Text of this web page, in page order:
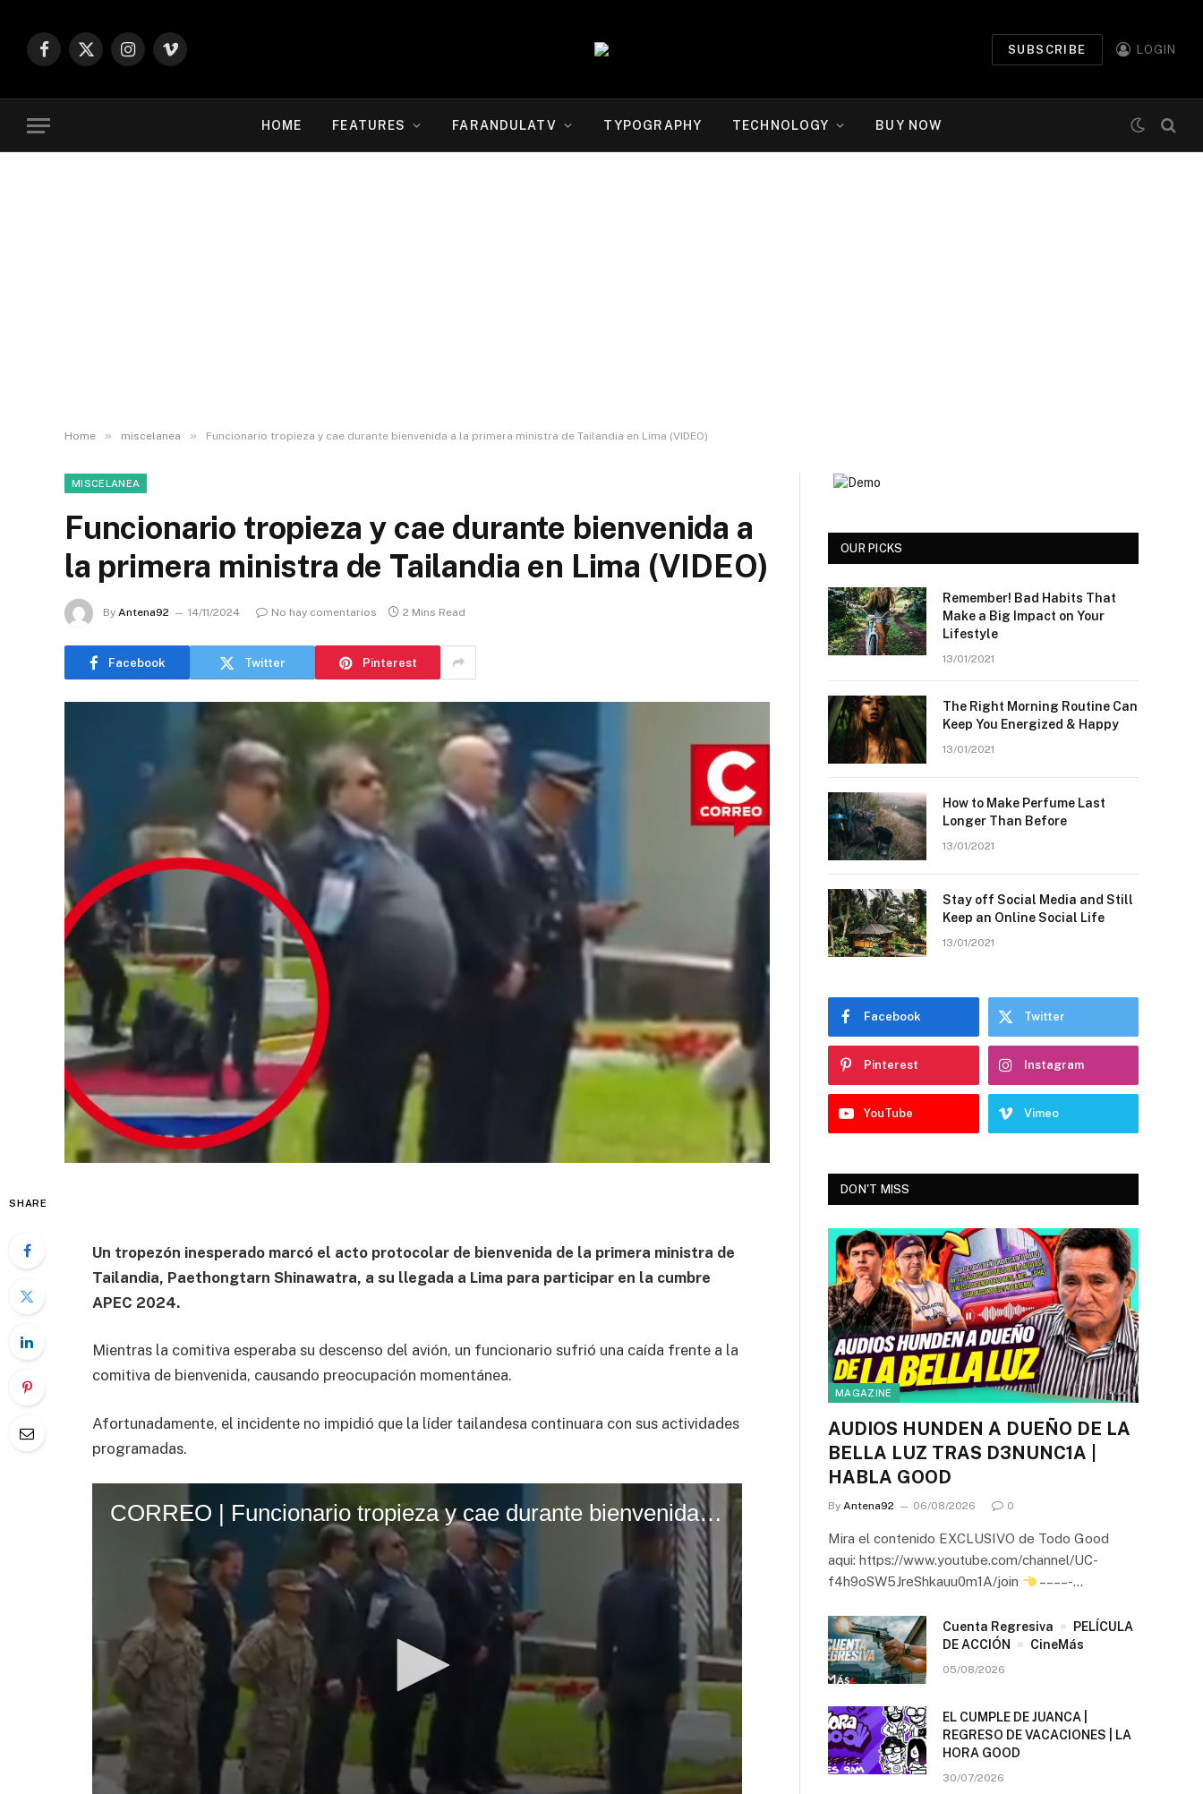
Facebook
X
Instagram
Vimeo
SUBSCRIBE LOGIN
HOME FEATURES FARANDULATV TYPOGRAPHY TECHNOLOGY BUY NOW
Home » miscelanea » Funcionario tropieza y cae durante bienvenida a la primera ministra de Tailandia en Lima (VIDEO)
MISCELANEA
Funcionario tropieza y cae durante bienvenida a
la primera ministra de Tailandia en Lima (VIDEO)
By Antena92 14/11/2024 No hay comentarios 2 Mins Read
Facebook Twitter Pinterest
SHARE
Un tropezón inesperado marcó el acto protocolar de bienvenida de la primera ministra de
Tailandia, Paethongtarn Shinawatra, a su llegada a Lima para participar en la cumbre
APEC 2024.
Mientras la comitiva esperaba su descenso del avión, un funcionario sufrió una caída frente a la
comitiva de bienvenida, causando preocupación momentánea.
Afortunadamente, el incidente no impidió que la líder tailandesa continuara con sus actividades
programadas.
CORREO | Funcionario tropieza y cae durante bienvenida a la primera ministra de Tailandia en Lima
OUR PICKS
Remember! Bad Habits That
Make a Big Impact on Your
Lifestyle
13/01/2021
The Right Morning Routine Can
Keep You Energized & Happy
13/01/2021
How to Make Perfume Last
Longer Than Before
13/01/2021
Stay off Social Media and Still
Keep an Online Social Life
13/01/2021
Facebook Twitter
Pinterest Instagram
YouTube Vimeo
DON'T MISS
MAGAZINE
AUDIOS HUNDEN A DUEÑO DE LA
BELLA LUZ TRAS D3NUNC1A |
HABLA GOOD
By Antena92 06/08/2026 0
Mira el contenido EXCLUSIVO de Todo Good
aqui: https://www.youtube.com/channel/UC-
f4h9oSW5JreShkauu0m1A/join
– – – – -…
Cuenta Regresiva
PELÍCULA
DE ACCIÓN
CineMás
05/08/2026
EL CUMPLE DE JUANCA |
REGRESO DE VACACIONES | LA
HORA GOOD
30/07/2026